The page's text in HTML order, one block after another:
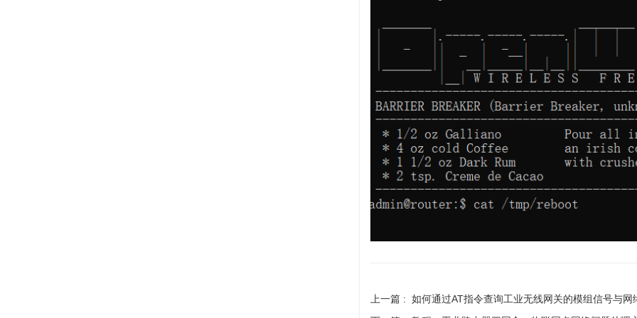
上一篇 : 如何通过AT指令查询工业无线网关的模组信号与网